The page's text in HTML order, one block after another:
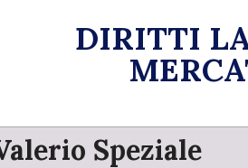
DIRITTI
Primary
Navigation
Speziale